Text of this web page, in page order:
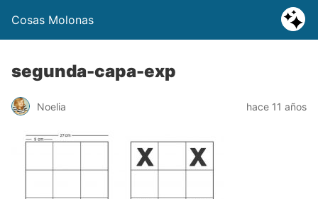
Cosas Molonas
segunda-capa-exp
Noelia hace 11 años